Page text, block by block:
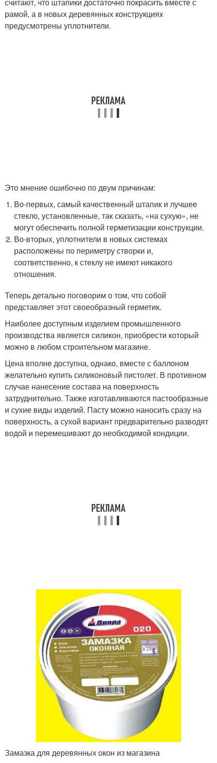
рамой, а в новых деревянных конструкциях
предусмотрены уплотнители.
Это мнение ошибочно по двум причинам:
Во-первых, самый качественный штапик и лучшее
стекло, установленные, так сказать, «на сухую», не
могут обеспечить полной герметизации конструкции.
Во-вторых, уплотнители в новых системах
расположены по периметру створки и,
соответственно, к стеклу не имеют никакого
отношения.
Теперь детально поговорим о том, что собой
представляет этот своеобразный герметик.
Наиболее доступным изделием промышленного
производства является силикон, приобрести который
можно в любом строительном магазине.
Цена вполне доступна, однако, вместе с баллоном
желательно купить силиконовый пистолет. В противном
случае нанесение состава на поверхность
затруднительно. Также изготавливаются пастообразные
и сухие виды изделий. Пасту можно наносить сразу на
поверхность, а сухой вариант предварительно разводят
водой и перемешивают до необходимой кондиции.
Замазка для деревянных окон из магазина